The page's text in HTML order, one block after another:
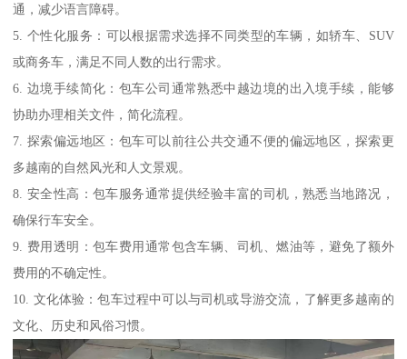
通，减少语言障碍。
5. 个性化服务：可以根据需求选择不同类型的车辆，如轿车、SUV
或商务车，满足不同人数的出行需求。
6. 边境手续简化：包车公司通常熟悉中越边境的出入境手续，能够
协助办理相关文件，简化流程。
7. 探索偏远地区：包车可以前往公共交通不便的偏远地区，探索更
多越南的自然风光和人文景观。
8. 安全性高：包车服务通常提供经验丰富的司机，熟悉当地路况，
确保行车安全。
9. 费用透明：包车费用通常包含车辆、司机、燃油等，避免了额外
费用的不确定性。
10. 文化体验：包车过程中可以与司机或导游交流，了解更多越南的
文化、历史和风俗习惯。